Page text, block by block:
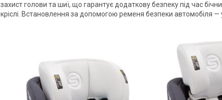
захист голови та шиї, що гарантує додаткову безпеку під час
кріслі. Встановлення за допомогою ременя безпеки автомобіля